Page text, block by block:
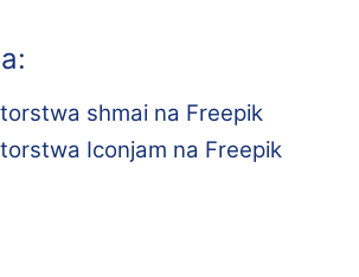
shmai na Freepik
Iconjam na Freepik